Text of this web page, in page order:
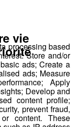
certaine fatigue
processing based
Store and/or
ads; Create a
ads; Measure
Apply
Develop and
content profile;
prevent fraud,
content. These
vie